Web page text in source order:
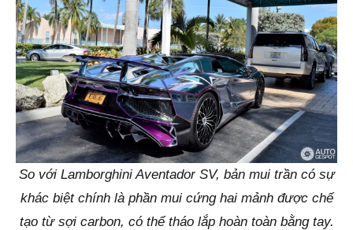
So với Lamborghini Aventador SV, bản mui trần có sự
khác biệt chính là phần mui cứng hai mảnh được chế
tạo từ sợi carbon, có thể tháo lắp hoàn toàn bằng tay.